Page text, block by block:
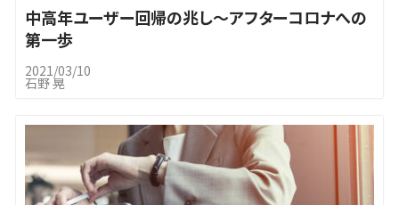
中高年ユーザー回帰の兆し～アフターコロナへの
第一歩
2021/03/10
石野 晃